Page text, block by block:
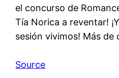
el concurso de
Tía Norica a reventar!
sesión vivimos! Más de
Source